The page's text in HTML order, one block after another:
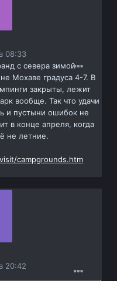
08:33
с севера зимой
Мохаве градуса 4-7. В
закрыты, лежит
вообще. Так что удачи
и пустыни ошибок не
в конце апреля, когда
не летние.
campgrounds.htm
20:42